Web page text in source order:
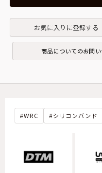
お気に入りに登録する
商品についてのお問
WRC シリコンバンド